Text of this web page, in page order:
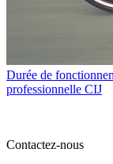
Durée de
professionnelle CIJ
Contactez-nous